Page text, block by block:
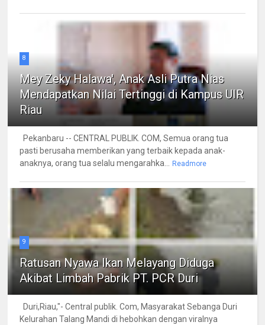
8
Mey Zeky Halawa', Anak Asli Putra Nias
Mendapatkan Nilai Tertinggi di Kampus UIR
Riau
Pekanbaru -- CENTRAL PUBLIK. COM, Semua orang tua
pasti berusaha memberikan yang terbaik kepada anak-
anaknya, orang tua selalu mengarahka...
Readmore
9
Ratusan Nyawa Ikan Melayang Diduga
Akibat Limbah Pabrik PT. PCR Duri
Duri,Riau,"- Central publik. Com, Masyarakat Sebanga Duri
Kelurahan Talang Mandi di hebohkan dengan viralnya